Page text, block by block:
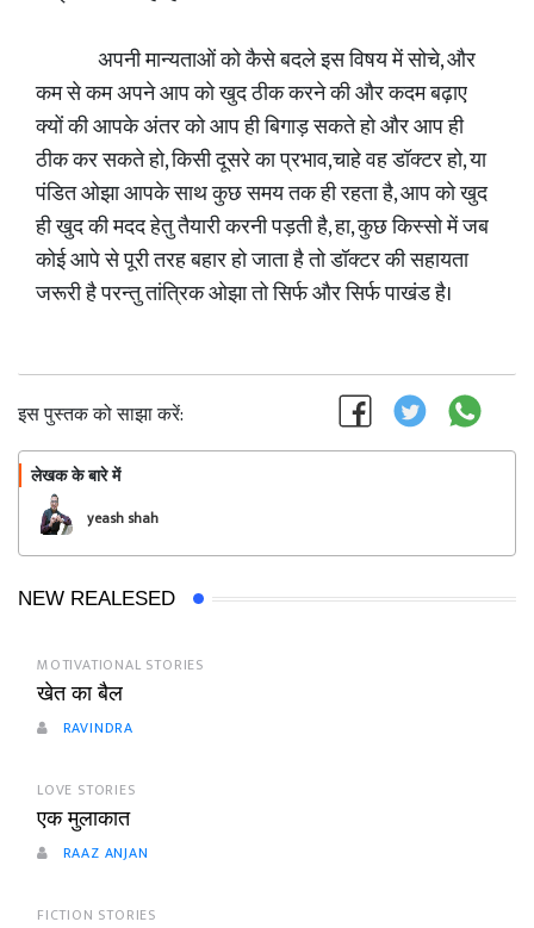
अपनी मान्यताओं को कैसे बदले इस विषय में सोचे, और
कम से कम अपने आप को खुद ठीक करने की और कदम बढ़ाए
क्यों की आपके अंतर को आप ही बिगाड़ सकते हो और आप ही
ठीक कर सकते हो, किसी दूसरे का प्रभाव,चाहे वह डॉक्टर हो, या
पंडित ओझा आपके साथ कुछ समय तक ही रहता है, आप को खुद
ही खुद की मदद हेतु तैयारी करनी पड़ती है, हा, कुछ किस्सो में जब
कोई आपे से पूरी तरह बहार हो जाता है तो डॉक्टर की सहायता
जरूरी है परन्तु तांत्रिक ओझा तो सिर्फ और सिर्फ पाखंड है।
इस पुस्तक को साझा करें:
लेखक के बारे में
yeash shah
NEW REALESED
MOTIVATIONAL STORIES
खेत का बैल
RAVINDRA
LOVE STORIES
एक मुलाकात
RAAZ ANJAN
FICTION STORIES